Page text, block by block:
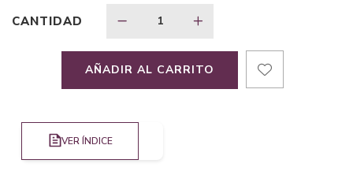
CANTIDAD
AÑADIR AL CARRITO
VER ÍNDICE